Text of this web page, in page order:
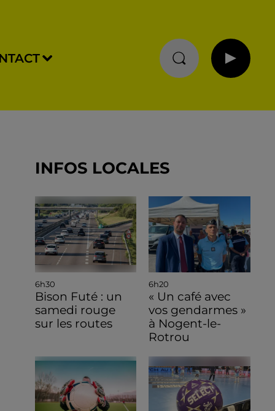
INFOS LOCALES
6h30
Bison Futé : un
samedi rouge
sur les routes
6h20
« Un café avec
vos gendarmes »
à Nogent-le-
Rotrou